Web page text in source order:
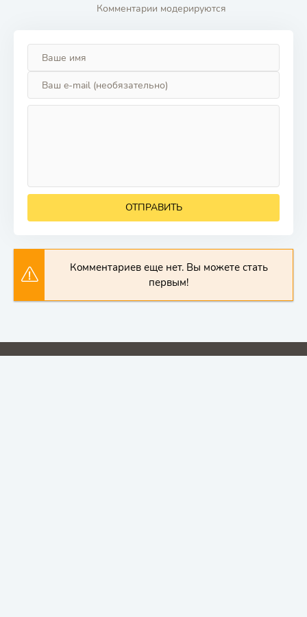
Комментарии модерируются
ОТПРАВИТЬ
Комментариев еще нет. Вы можете стать
первым!